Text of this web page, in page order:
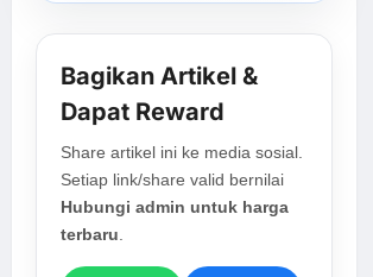
Bagikan Artikel &
Dapat Reward
Share artikel ini ke media sosial.
Setiap link/share valid bernilai
Hubungi admin untuk harga
terbaru